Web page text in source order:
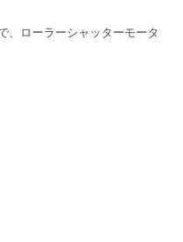
、ローラーシャッターモータ